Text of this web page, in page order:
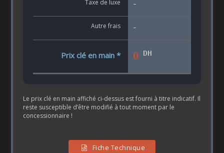
Taxe de luxe -
Autre frais -
Prix clé en main * 0 DH
Le prix clé en main affiché ci-dessus est fourni à titre indicatif. Il
reste susceptible d’être modifié à tout moment par le
concessionnaire !
Fiche Technique